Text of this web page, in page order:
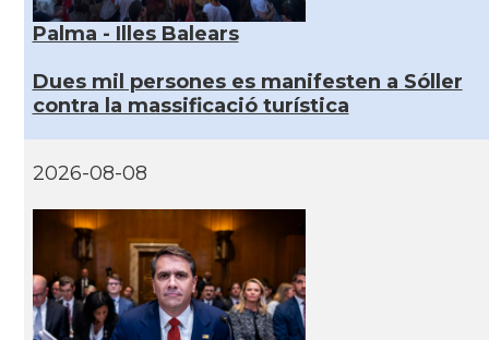
Palma - Illes Balears
Dues mil persones es manifesten a Sóller
contra la massificació turística
2026-08-08